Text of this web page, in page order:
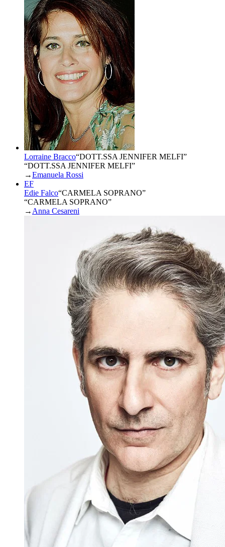
Lorraine Bracco“DOTT.SSA JENNIFER MELFI”
“DOTT.SSA JENNIFER MELFI”
→Emanuela Rossi
EF
Edie Falco“CARMELA SOPRANO”
“CARMELA SOPRANO”
→ Anna Cesareni